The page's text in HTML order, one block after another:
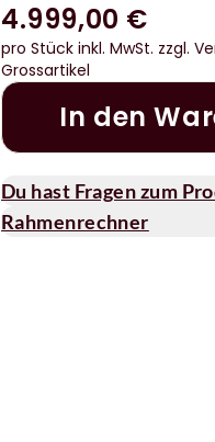
4.999,00 €
pro Stück inkl. MwSt. zzgl.
Grossartikel
In den
Du hast Fragen zum
Rahmenrechner